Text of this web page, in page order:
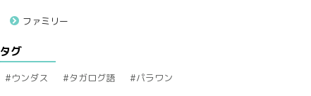
ファミリー
タグ
ウンダス タガログ語 パラワン